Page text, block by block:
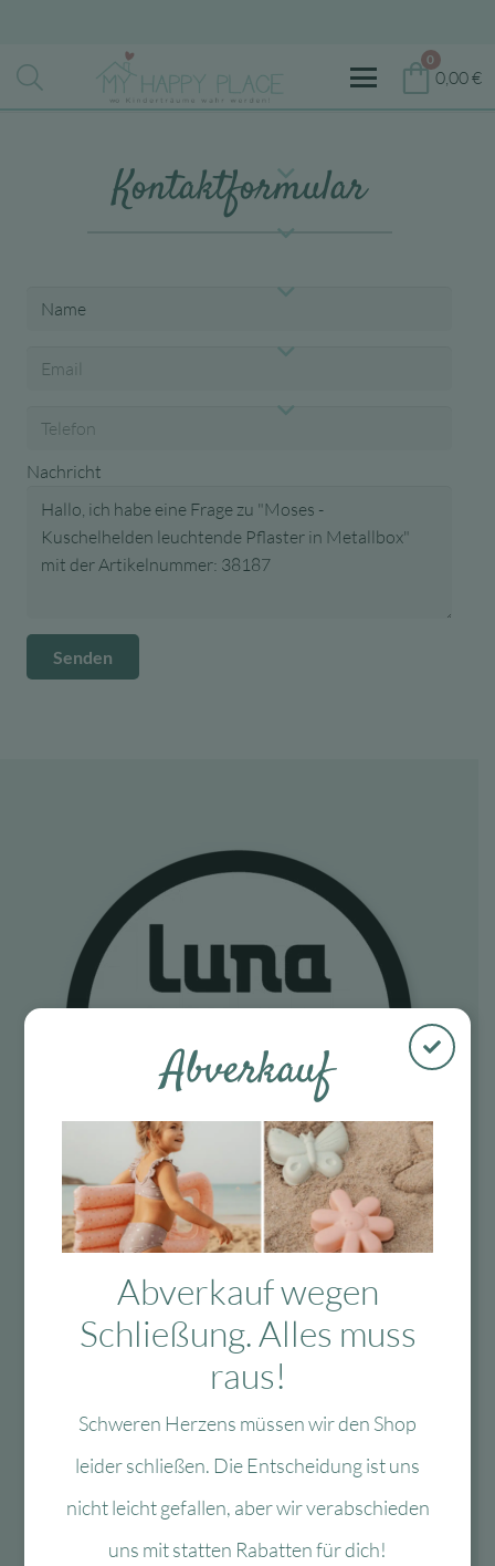
0
0,00€
Kontaktformular
Nachricht
Senden
Mo-Fr: 10:00 – 13:00 Uhr
08134 / 2579911
service@myhappyplace.de
Vertrag widerrufen
Abverkauf
Abverkauf wegen
Schließung. Alles muss
raus!
Schweren Herzens müssen wir den Shop
leider schließen. Die Entscheidung ist uns
nicht leicht gefallen, aber wir verabschieden
uns mit statten Rabatten für dich!